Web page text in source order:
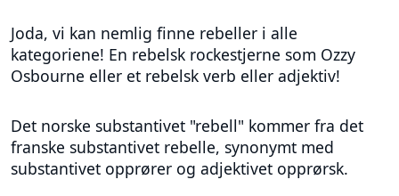
Joda, vi kan nemlig finne rebeller i alle
kategoriene! En rebelsk rockestjerne som Ozzy
Osbourne eller et rebelsk verb eller adjektiv!
Det norske substantivet "rebell" kommer fra det
franske substantivet rebelle, synonymt med
substantivet opprører og adjektivet opprørsk.